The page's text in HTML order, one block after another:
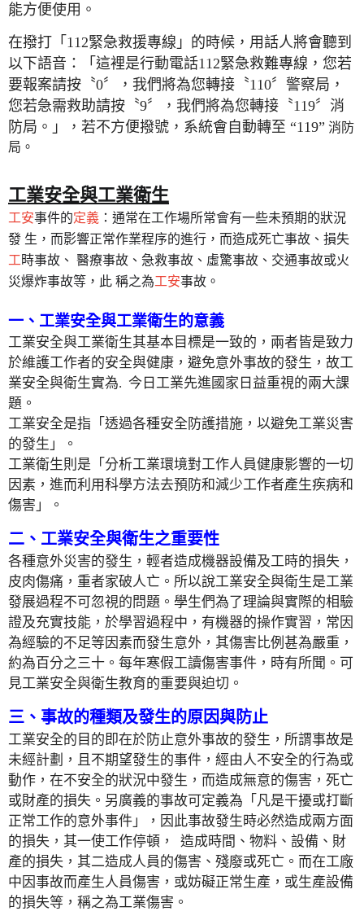
能方便使用。
在撥打「112緊急救援專線」的時候，用話人將會聽到
以下語音：「這裡是行動電話112緊急救難專線，您若
要報案請按〝0〞，我們將為您轉接〝110〞警察局，
您若急需救助請按〝9〞，我們將為您轉接〝119〞消
防局。」，若不方便撥號，系統會自動轉至 “119” 消防
局 。
工業安全與工業衛生
工安事件的定義 ：通常在工作場所常會有一些未預期的狀況
發 生，而影響正常作業程序的進行，而造成死亡事故、損失
工時事故、 醫療事故、急救事故、虛驚事故、交通事故或火
災爆炸事故等，此 稱之為工安事故。
一、工業安全與工業衛生的意義
工業安全與工業衛生其基本目標是一致的，兩者皆是致力
於維護工作者的安全與健康，避免意外事故的發生，故工
業安全與衛生實為. 今日工業先進國家日益重視的兩大課
題。
工業安全是指「透過各種安全防護措施，以避免工業災害
的發生」。
工業衛生則是「分析工業環境對工作人員健康影響的一切
因素，進而利用科學方法去預防和減少工作者產生疾病和
傷害」。
二、工業安全與衛生之重要性
各種意外災害的發生，輕者造成機器設備及工時的損失，
皮肉傷痛，重者家破人亡。所以說工業安全與衛生是工業
發展過程不可忽視的問題。學生們為了理論與實際的相驗
證及充實技能，於學習過程中，有機器的操作實習，常因
為經驗的不足等因素而發生意外，其傷害比例甚為嚴重，
約為百分之三十。每年寒假工讀傷害事件，時有所聞。可
見工業安全與衛生教育的重要與迫切。
三、事故的種類及發生的原因與防止
工業安全的目的即在於防止意外事故的發生，所謂事故是
未經計劃，且不期望發生的事件，經由人不安全的行為或
動作，在不安全的狀況中發生，而造成無意的傷害，死亡
或財產的損失。另廣義的事故可定義為「凡是干擾或打斷
正常工作的意外事件」，因此事故發生時必然造成兩方面
的損失，其一使工作停頓，
造成時間、物料、設備、財
產的損失，其二造成人員的傷害、殘廢或死亡。而在工廠
中因事故而產生人員傷害，或妨礙正常生產，或生產設備
的損失等，稱之為工業傷害。